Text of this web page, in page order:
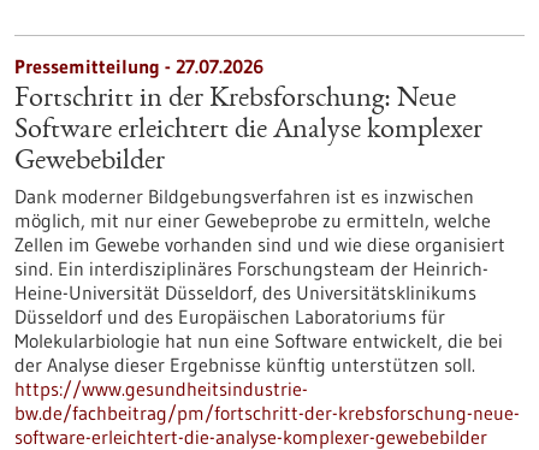
Pressemitteilung - 27.07.2026
Fortschritt in der Krebsforschung: Neue
Software erleichtert die Analyse komplexer
Gewebebilder
Dank moderner Bildgebungsverfahren ist es inzwischen
möglich, mit nur einer Gewebeprobe zu ermitteln, welche
Zellen im Gewebe vorhanden sind und wie diese organisiert
sind. Ein interdisziplinäres Forschungsteam der Heinrich-
Heine-Universität Düsseldorf, des Universitätsklinikums
Düsseldorf und des Europäischen Laboratoriums für
Molekularbiologie hat nun eine Software entwickelt, die bei
der Analyse dieser Ergebnisse künftig unterstützen soll.
https://www.gesundheitsindustrie-
bw.de/fachbeitrag/pm/fortschritt-der-krebsforschung-neue-
software-erleichtert-die-analyse-komplexer-gewebebilder